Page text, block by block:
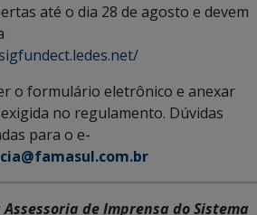
até o dia 28 de agosto e devem
o formulário eletrônico e anexar
no regulamento. Dúvidas
para o e-
Assessoria de Imprensa do Sistema